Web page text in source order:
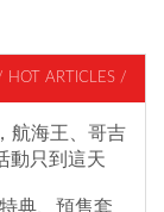
HOT ARTICLES /
航海王、哥吉
動只到這天
典、預售套